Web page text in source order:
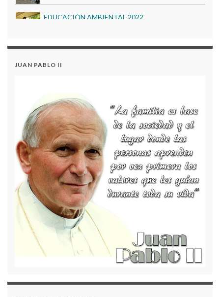
BIENESTAR INSTITUCIONAL 2022
Proceso de Matrículas 2026
BIENESTAR INSTITUCIONAL 2023
BIENESTAR INSTITUCIONAL 2022
JUAN PABLO II